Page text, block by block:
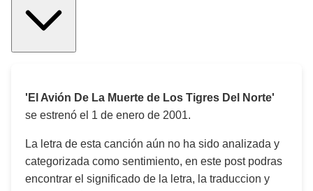
'El Avión De La Muerte de Los Tigres Del Norte'
se estrenó el 1 de enero de 2001.
La letra de esta canción aún no ha sido analizada y
categorizada como sentimiento, en este post podras
encontrar el significado de la letra, la traduccion y